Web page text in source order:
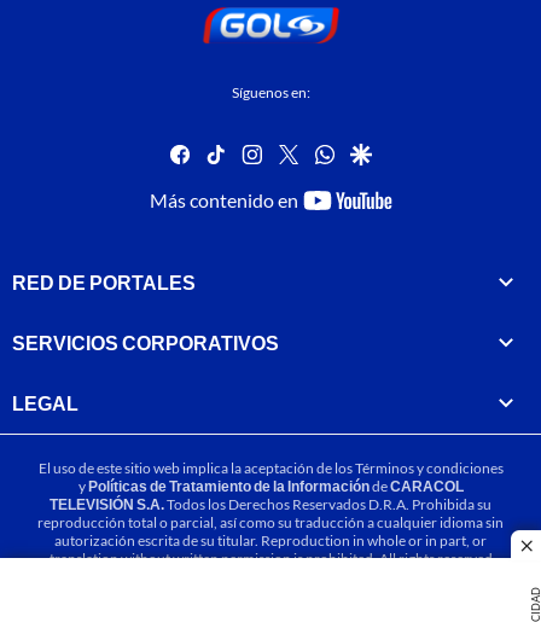
Síguenos en:
facebook
tiktok instagram
twitterwhatsapp
google
Más contenido en
youtube-
RED DE PORTALES
SERVICIOS CORPORATIVOS
LEGAL
El uso de este sitio web implica la aceptación de losTérminos y condiciones
yPolíticas de Tratamiento de la InformacióndeCARACOL
TELEVISIÓN S.A.Todos los Derechos Reservados D.R.A. Prohibida su
reproducción total o parcial, así como su traducción a cualquier idioma sin
autorización escrita de su titular. Reproduction in whole or in part, or
translation without written permission is prohibited. All rights reserved